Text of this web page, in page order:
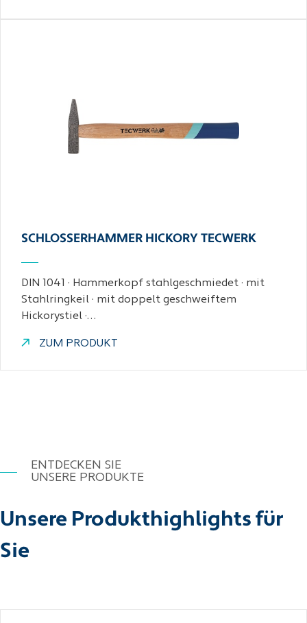
SCHLOSSERHAMMER HICKORY TECWERK
DIN 1041 · Hammerkopf stahlgeschmiedet · mit
Stahlringkeil · mit doppelt geschweiftem
Hickorystiel ·…
ZUM PRODUKT
ENTDECKEN SIE
UNSERE PRODUKTE
Unsere Produkthighlights für
Sie